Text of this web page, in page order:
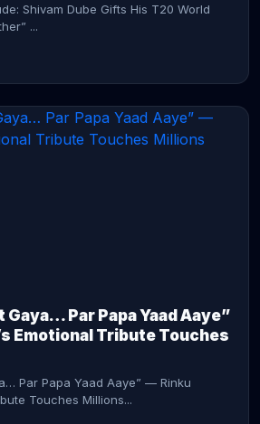
Shivam Dube Gifts His T20 World
...
Gaya… Par Papa Yaad Aaye”
Emotional Tribute Touches
Par Papa Yaad Aaye” — Rinku
Touches Millions...